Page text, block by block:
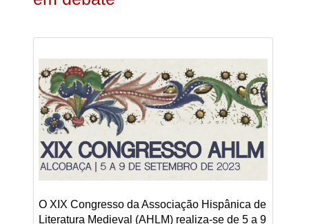
O XIX Congresso da Associação Hispânica de
Literatura Medieval (AHLM) realiza-se de 5 a 9